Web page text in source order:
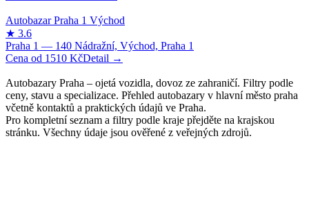
1510 Kč
Autobazary Praha – ojetá vozidla, dovoz ze zahraničí. Filtry podle
ceny, stavu a specializace. Přehled autobazary v hlavní město praha
včetně kontaktů a praktických údajů ve Praha.
Pro kompletní seznam a filtry podle kraje přejděte na krajskou
stránku. Všechny údaje jsou ověřené z veřejných zdrojů.